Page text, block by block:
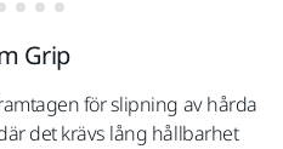
Grip
för slipning av hårda
det krävs lång hållbarhet